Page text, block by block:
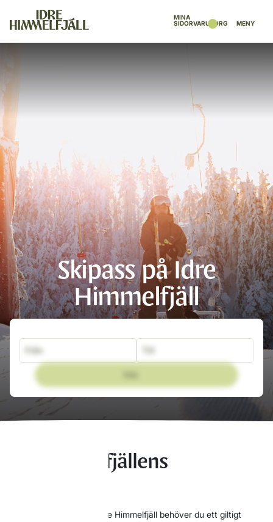
MINA
SIDORVARUKORG MENY
Skipass på Idre
Himmelfjäll
Från
Skipass till fjällens
När du åker skidor på Idre Himmelfjäll behöver du ett giltigt